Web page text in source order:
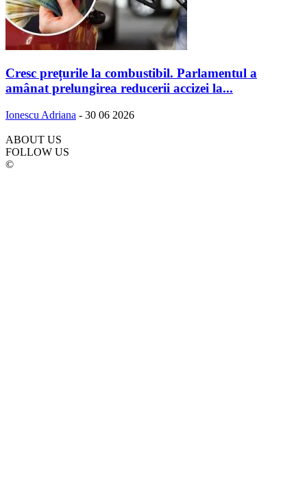
Cresc prețurile la combustibil. Parlamentul a
amânat prelungirea reducerii accizei la...
Ionescu Adriana - 30 06 2026
ABOUT US
FOLLOW US
©